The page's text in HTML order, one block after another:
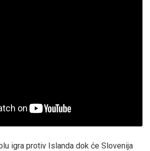
igra protiv Islanda dok će Slovenija